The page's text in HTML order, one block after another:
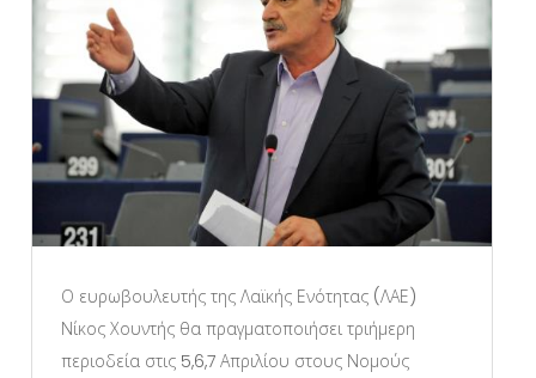
Ο ευρωβουλευτής της Λαϊκής Ενότητας (ΛΑΕ)
Νίκος Χουντής θα πραγματοποιήσει τριήμερη
περιοδεία στις 5,6,7 Απριλίου στους Νομούς